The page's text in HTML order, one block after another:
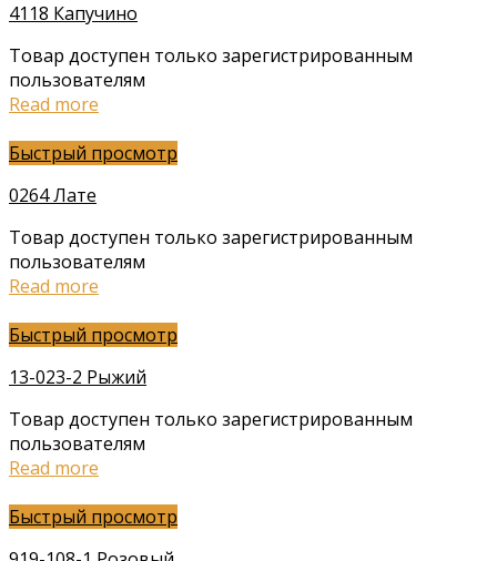
4118 Капучино
Товар доступен только зарегистрированным
пользователям
Read more
Быстрый просмотр
0264 Лате
Товар доступен только зарегистрированным
пользователям
Read more
Быстрый просмотр
13-023-2 Рыжий
Товар доступен только зарегистрированным
пользователям
Read more
Быстрый просмотр